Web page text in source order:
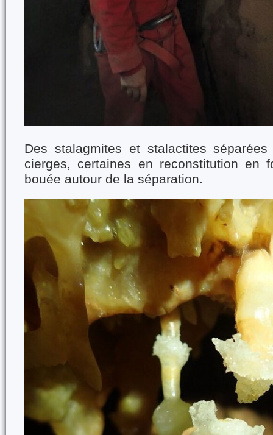
Des stalagmites et stalactites
cierges, certaines en reconstitution en
bouée autour de la séparation.